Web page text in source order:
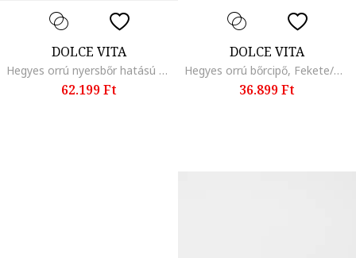
DOLCE VITA
Hegyes orrú nyersbőr hatású bokacsizma, Barna
62.199 Ft
DOLCE VITA
Hegyes orrú bőrcipő, Fekete/Barna
36.899 Ft